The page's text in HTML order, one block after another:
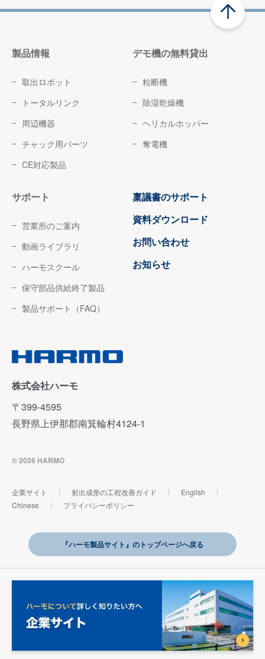
株式会社ハーモ
〒399-4595
長野県上伊那郡南箕輪村4124-1
© 2026 HARMO
製品情報
取出ロボット
トータルリンク
周辺機器
チャック用パーツ
CE対応製品
デモ機の無料貸出
粒断機
除湿乾燥機
ヘリカルホッパー
奪電機
サポート
営業所のご案内
動画ライブラリ
ハーモスクール
保守部品供給終了製品
製品サポート（FAQ）
稟議書のサポート
資料ダウンロード
お問い合わせ
お知らせ
企業サイト 射出成形の工程改善ガイド
English
Chinese
プライバシーポリシー
『ハーモ製品サイト』のトップページへ戻る